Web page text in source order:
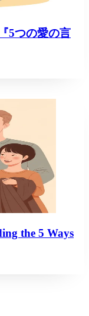
5つの愛の言
the 5 Ways